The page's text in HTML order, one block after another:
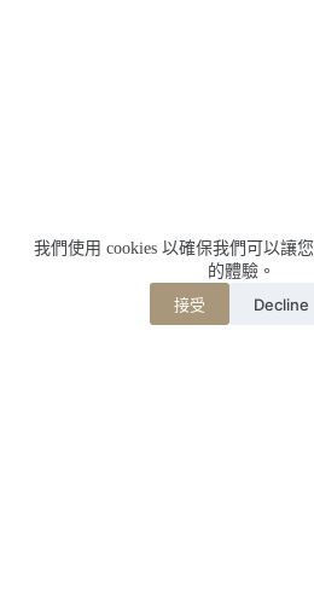
我們使用 cookies 以確保我們可以讓
的體驗。
接受 Decline